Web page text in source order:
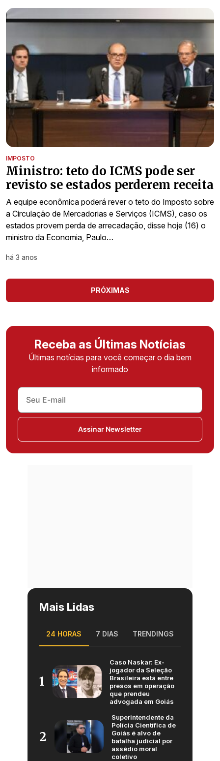
IMPOSTO
Ministro: teto do ICMS pode ser
revisto se estados perderem receita
A equipe econômica poderá rever o teto do Imposto sobre
a Circulação de Mercadorias e Serviços (ICMS), caso os
estados provem perda de arrecadação, disse hoje (16) o
ministro da Economia, Paulo…
há 3 anos
PRÓXIMAS
Receba as Últimas Notícias
Últimas notícias para você começar o dia bem
informado
Assinar Newsletter
Mais Lidas
24 HORAS 7 DIAS TRENDINGS
1
Caso Naskar: Ex-
jogador da Seleção
Brasileira está entre
presos em operação
que prendeu
advogada em Goiás
2
Superintendente da
Polícia Científica de
Goiás é alvo de
batalha judicial por
assédio moral
coletivo